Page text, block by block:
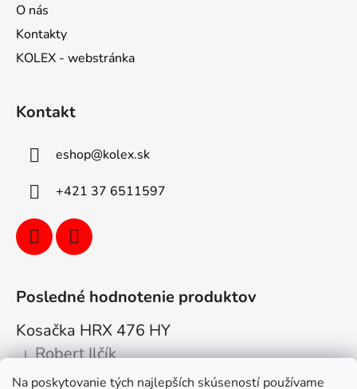
Na poskytovanie tých najlepších skúseností používame
O nás
Kontakty
KOLEX - webstránka
Kontakt
eshop@kolex.sk
+421 37 6511597
Posledné hodnotenie produktov
Kosačka HRX 476 HY
Hodnotenie produktu je 5 z 5 hviezdičiek.
| Robert Ilčík